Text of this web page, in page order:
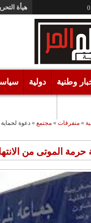
هيأة
وطنية دولية
» متفرقات» مجتمع» دعوة
حرمة الموتى من